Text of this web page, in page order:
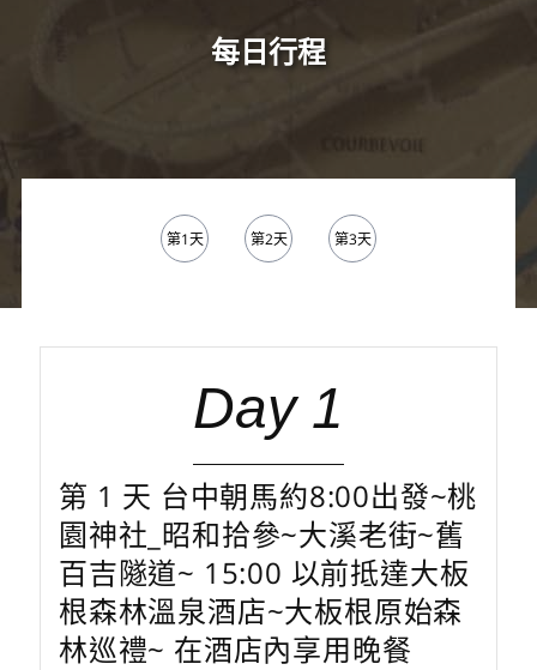
每日行程
第1天 第2天 第3天
Day 1
第 1 天 台中朝馬約8:00出發~桃
園神社_昭和拾參~大溪老街~舊
百吉隧道~ 15:00 以前抵達大板
根森林溫泉酒店~大板根原始森
林巡禮~ 在酒店內享用晚餐